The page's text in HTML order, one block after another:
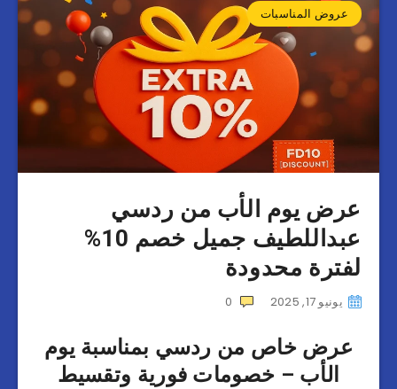
عروض المناسبات
عرض يوم الأب من ردسي
عبداللطيف جميل خصم 10%
لفترة محدودة
يونيو 17, 2025 0
عرض خاص من ردسي بمناسبة يوم
الأب – خصومات فورية وتقسيط